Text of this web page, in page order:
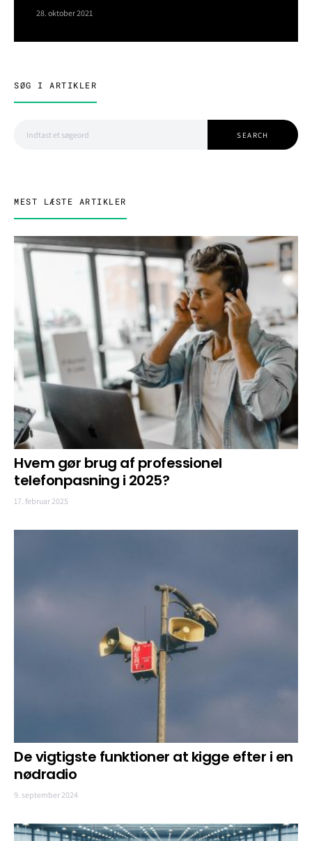
28. oktober 2021
SØG I ARTIKLER
SEARCH
MEST LÆSTE ARTIKLER
Hvem gør brug af professionel
telefonpasning i 2025?
17. februar 2025
De vigtigste funktioner at kigge efter i en
nødradio
9. september 2024